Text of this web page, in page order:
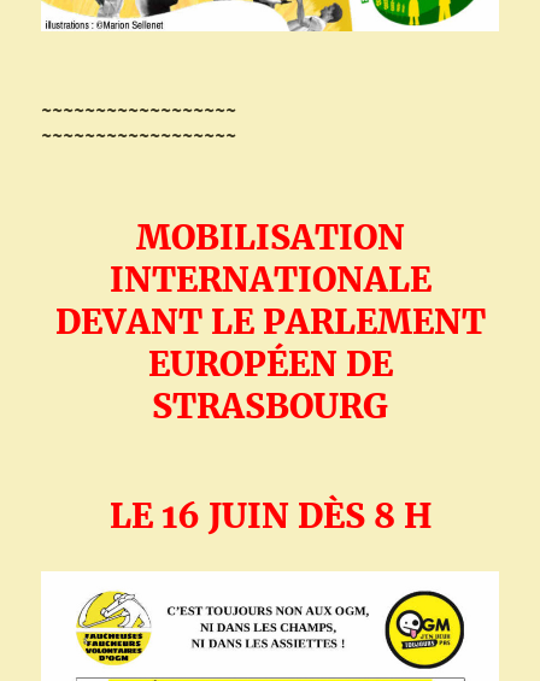
~~~~~~~~~~~~~~~~~~
~~~~~~~~~~~~~~~~~~
MOBILISATION
INTERNATIONALE
DEVANT LE PARLEMENT
EUROPÉEN DE
STRASBOURG
LE 16 JUIN DÈS 8 H